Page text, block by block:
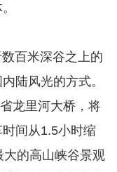
百米深谷之上的
陆风光的方式。
龙里河大桥，将
间从1.5小时缩
的高山峡谷景观